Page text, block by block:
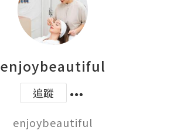
enjoybeautiful
追蹤
enjoybeautiful